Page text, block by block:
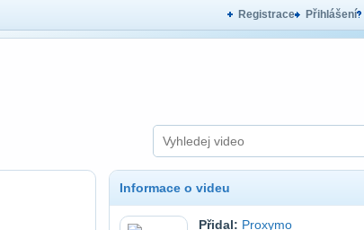
Registrace Přihlášení
Informace o videu
Přidal: Proxymo